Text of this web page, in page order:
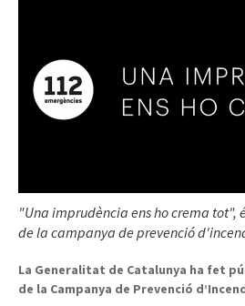
"Una imprudència ens ho crema tot",
de la campanya de prevenció
La Generalitat de Catalunya ha fet
de la Campanya de Prevenció